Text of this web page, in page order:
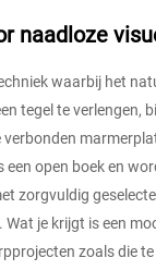
naadloze
waarbij het
tegel te
een open boek en
zorgvuldig
je krijgt is een
zoals die